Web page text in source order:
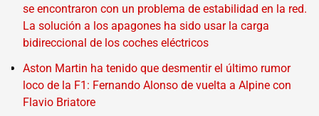
se encontraron con un problema de estabilidad en la red.
La solución a los apagones ha sido usar la carga
bidireccional de los coches eléctricos
Aston Martin ha tenido que desmentir el último rumor
loco de la F1: Fernando Alonso de vuelta a Alpine con
Flavio Briatore